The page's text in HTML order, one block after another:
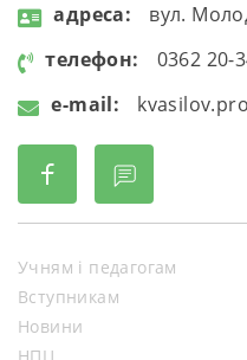
aдресa:
вул.
телефон:
0362 20-
e-mail:
Учням і педагогам
Вступникам
Новини